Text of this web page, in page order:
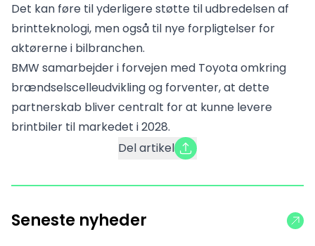
Det kan føre til yderligere støtte til udbredelsen af
brintteknologi, men også til nye forpligtelser for
aktørerne i bilbranchen.
BMW samarbejder i forvejen med Toyota omkring
brændselscelleudvikling og forventer, at dette
partnerskab bliver centralt for at kunne levere
brintbiler til markedet i 2028.
Del artikel
Seneste nyheder